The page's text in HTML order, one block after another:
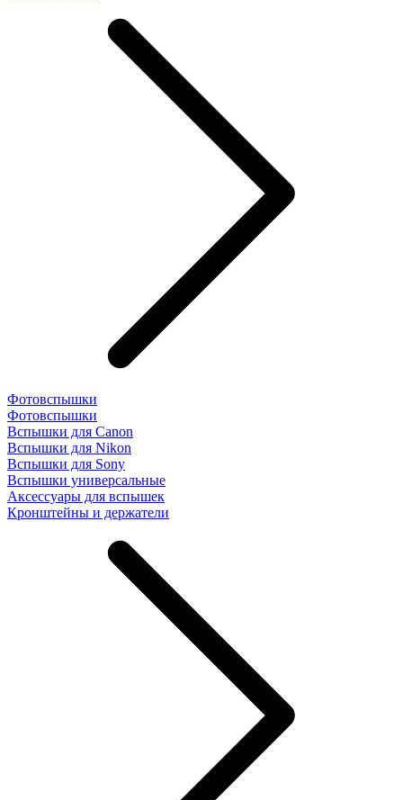
Фотовспышки
Фотовспышки
Вспышки для Canon
Вспышки для Nikon
Вспышки для Sony
Вспышки универсальные
Аксесcуары для вспышек
Кронштейны и держатели